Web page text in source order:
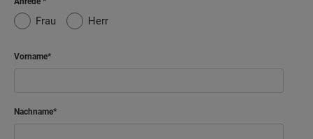
Frau Herr
Vorname
Nachname